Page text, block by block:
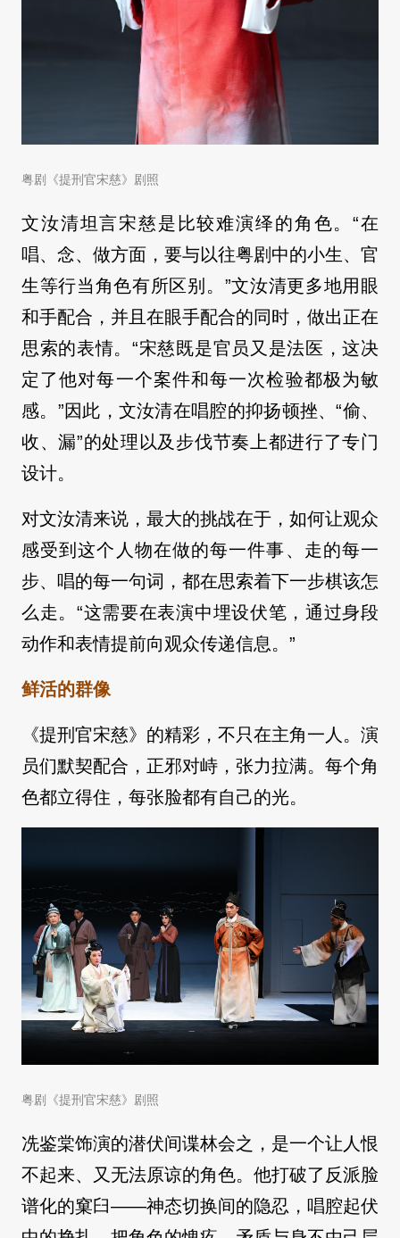
粤剧《提刑官宋慈》剧照
文汝清坦言宋慈是比较难演绎的角色。“在
唱、念、做方面，要与以往粤剧中的小生、官
生等行当角色有所区别。”文汝清更多地用眼
和手配合，并且在眼手配合的同时，做出正在
思索的表情。“宋慈既是官员又是法医，这决
定了他对每一个案件和每一次检验都极为敏
感。”因此，文汝清在唱腔的抑扬顿挫、“偷、
收、漏”的处理以及步伐节奏上都进行了专门
设计。
对文汝清来说，最大的挑战在于，如何让观众
感受到这个人物在做的每一件事、走的每一
步、唱的每一句词，都在思索着下一步棋该怎
么走。“这需要在表演中埋设伏笔，通过身段
动作和表情提前向观众传递信息。”
鲜活的群像
《提刑官宋慈》的精彩，不只在主角一人。演
员们默契配合，正邪对峙，张力拉满。每个角
色都立得住，每张脸都有自己的光。
粤剧《提刑官宋慈》剧照
冼鉴棠饰演的潜伏间谍林会之，是一个让人恨
不起来、又无法原谅的角色。他打破了反派脸
谱化的窠臼——神态切换间的隐忍，唱腔起伏